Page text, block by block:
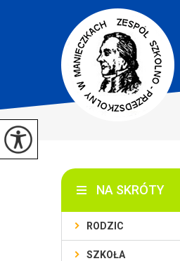
NA SKRÓTY
RODZIC
SZKOŁA